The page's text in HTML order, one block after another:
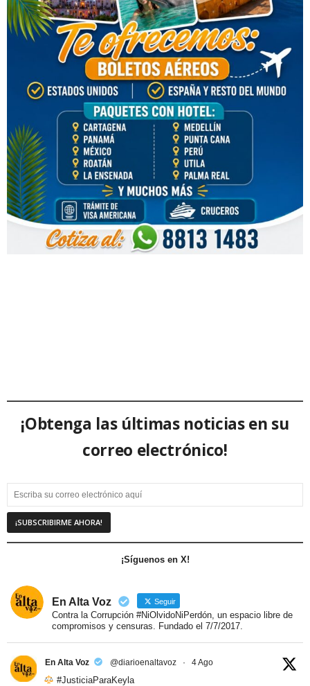
¡Obtenga las últimas noticias en su
correo electrónico!
¡Síguenos en X!
En Alta Voz Seguir
Contra la Corrupción #NiOlvidoNiPerdón, un espacio libre de
compromisos y censuras. Fundado el 7/7/2017.
En Alta Voz @diarioenaltavoz · 4 Ago
#JusticiaParaKeyla